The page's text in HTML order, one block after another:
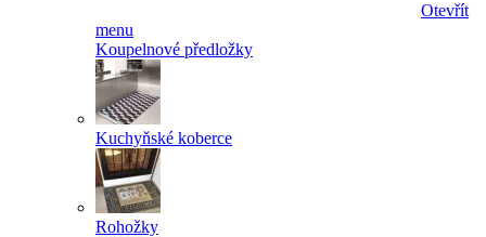
Otevřít
menu
Koupelnové předložky
Kuchyňské koberce
Rohožky